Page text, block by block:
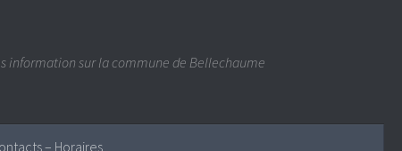
information sur la commune de Bellechaume
– Horaires